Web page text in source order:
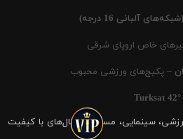
خاص اروپای شرقی
– پکیج‌های ورزشی محبوب
Turksat 42°
سینمایی، مستند و کانال‌های با کیفیت